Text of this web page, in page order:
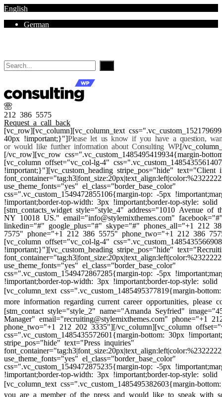
English
German
212 386 5575
Request a call back
[vc_row][vc_column][vc_column_text
40px !important;}"]Please let us know if you have a question,
or would like further information about Consulting WP.[/
[/vc_row][vc_row css=".vc_custom_1485495419934{margin-
[vc_column offset="vc_col-lg-4"
!important;}"][vc_custom_heading stripe_pos="hide" text="Client
use_theme_fonts="yes" el_class="border_base_color"
css=".vc_custom_1549472855106{margin-top: -5px
!important;border-top-width: 3px !important;border-top-style:
[stm_contacts_widget style="style_4" address="1010 Avenue
NY 10018 US." email="info@stylemixthemes.com"
linkedin="#" google_plus="#" skype="#" phones_all="+1 212
7575" phone="+1 212 386 5575" phone_two="+1 212 386
[vc_column offset="vc_col-lg-4"
!important;}"][vc_custom_heading stripe_pos="hide"
use_theme_fonts="yes" el_class="border_base_color"
css=".vc_custom_1549472867285{margin-top: -5px
!important;border-top-width: 3px !important;border-top-style:
[vc_column_text css=".vc_custom_1485495377819{margin-
more information regarding current career opportunities, please
[stm_contact style="style_2" name="Amanda Seyfried"
Manager" email="recruiting@stylemixthemes.com" phone="+1
phone_two="+1 212 202 3335"][/vc_column][vc_column
css=".vc_custom_1485435572601{margin-bottom: 30px
stripe_pos="hide" text="Press inquiries"
use_theme_fonts="yes" el_class="border_base_color"
css=".vc_custom_1549472875235{margin-top: -5px
!important;border-top-width: 3px !important;border-top-style:
[vc_column_text css=".vc_custom_1485495382603{margin-
you are a member of the press and would like to speak with